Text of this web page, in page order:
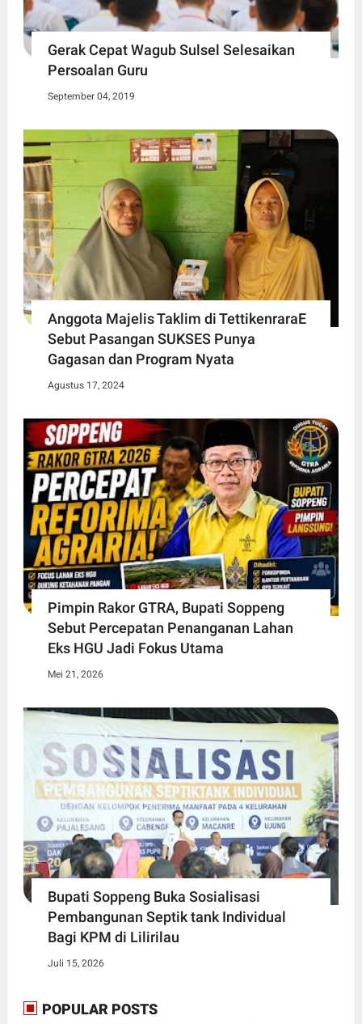
Gerak Cepat Wagub Sulsel Selesaikan
Persoalan Guru
September 04, 2019
Anggota Majelis Taklim di TettikenraraE
Sebut Pasangan SUKSES Punya
Gagasan dan Program Nyata
Agustus 17, 2024
Pimpin Rakor GTRA, Bupati Soppeng
Sebut Percepatan Penanganan Lahan
Eks HGU Jadi Fokus Utama
Mei 21, 2026
Bupati Soppeng Buka Sosialisasi
Pembangunan Septik tank Individual
Bagi KPM di Lilirilau
Juli 15, 2026
POPULAR POSTS